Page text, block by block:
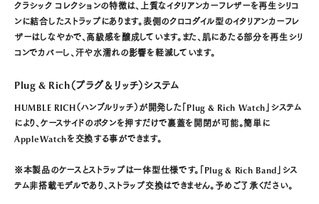
クラシック コレクションの特徴は、上質なイタリアンカーフレザーを再生シリコ
ンに結合したストラップにあります。表側のクロコダイル型のイタリアンカーフレ
ザーはしなやかで、高級感を醸成しています。また、肌にあたる部分を再生シリ
コンでカバーし、汗や水濡れの影響を軽減しています。
Plug & Rich（プラグ＆リッチ）システム
HUMBLE RICH（ハンブルリッチ）が開発した「Plug & Rich Watch」システム
により、ケースサイドのボタンを押すだけで裏蓋を開閉が可能。簡単に
AppleWatchを交換する事ができます。
※本製品のケースとストラップは一体型仕様です。「Plug & Rich Band」シス
テム非搭載モデルであり、ストラップ交換はできません。予めご了承ください。